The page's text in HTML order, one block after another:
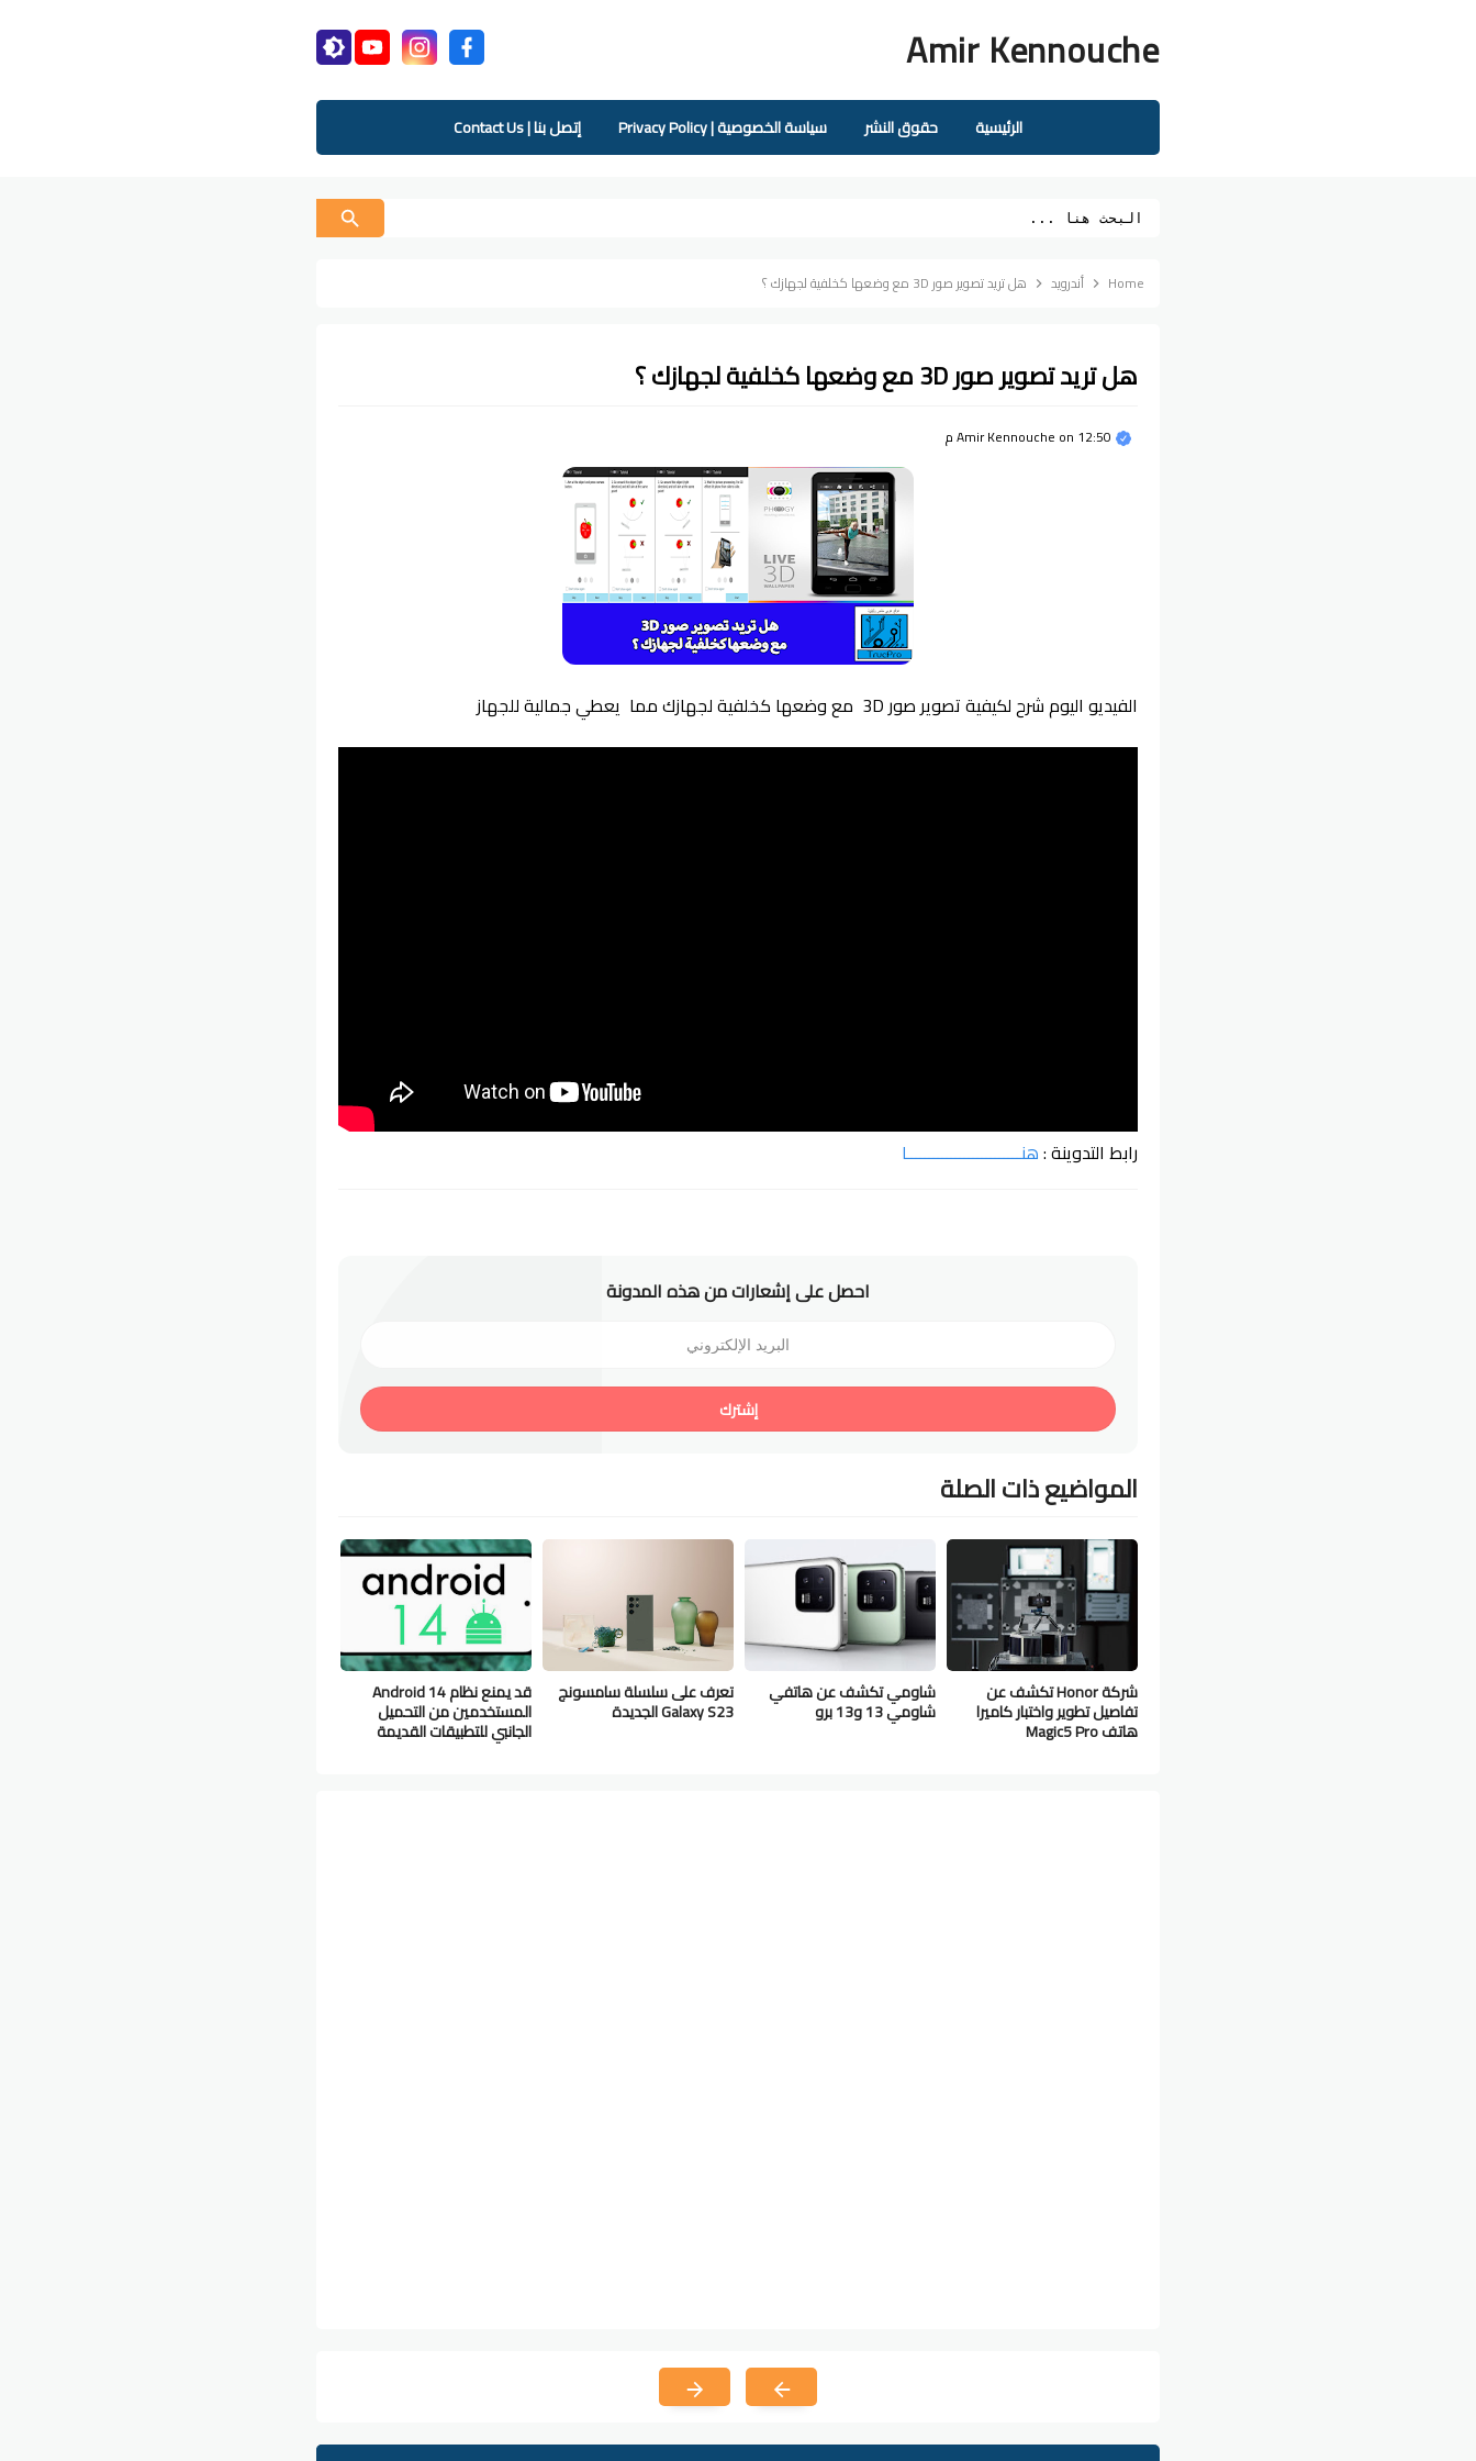
Amir Kennouche
الرئيسية حقوق النشر سياسة الخصوصية | Privacy Policy إتصل بنا | Contact Us
Home أندرويد هل تريد تصوير صور 3D مع وضعها كخلفية لجهازك ؟
هل تريد تصوير صور 3D مع وضعها كخلفية لجهازك ؟
Amir Kennouche on 12:50 م
الفيديو اليوم شرح لكيفية تصوير صور 3D مع وضعها كخلفية لجهازك مما يعطي جمالية للجهاز
رابط التدوينة :هنــــــــــــــــــــــــــا
احصل على إشعارات من هذه المدونة
إشترك
المواضيع ذات الصلة
شركة Honor تكشف عن
تفاصيل تطوير واختبار كاميرا
هاتف Magic5 Pro
شاومي تكشف عن هاتفي
شاومي 13 و13 برو
تعرف على سلسلة سامسونج
Galaxy S23 الجديدة
قد يمنع نظام Android 14
المستخدمين من التحميل
الجانبي للتطبيقات القديمة